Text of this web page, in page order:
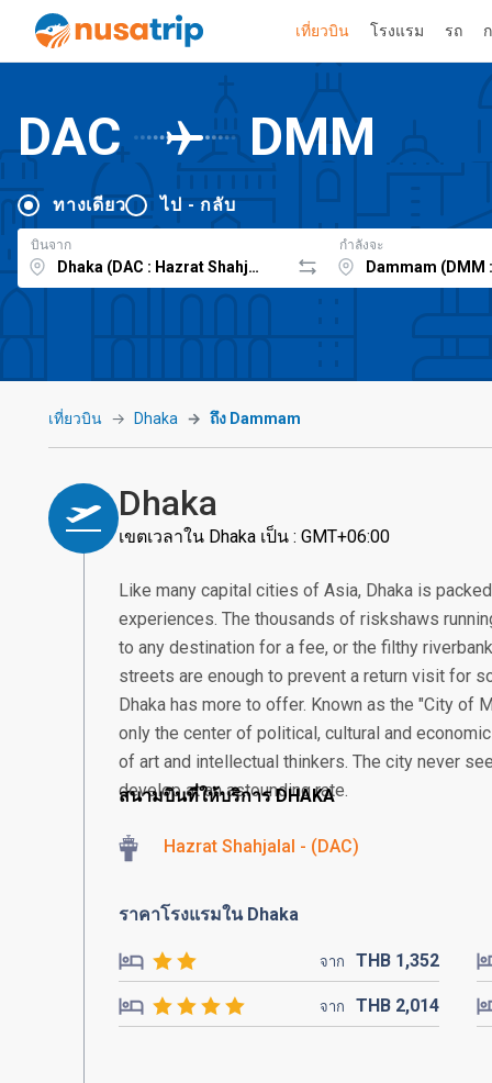
เที่ยวบิน โรงแรม รถ
DAC DMM
ทางเดียว ไป - กลับ
บินจาก กำลังจะ
เที่ยวบิน Dhaka ถึง Dammam
Dhaka
เขตเวลาใน Dhaka เป็น : GMT+06:00
Like many capital cities of Asia, Dhaka is
experiences. The thousands of riskshaws
to any destination for a fee, or the filthy
streets are enough to prevent a return visit for
Dhaka has more to offer. Known as the "City of
only the center of political, cultural and
of art and intellectual thinkers. The city never
develop at an astounding rate.
สนามบินที่ให้บริการ DHAKA
Hazrat Shahjalal - (DAC)
ราคาโรงแรมใน Dhaka
จาก THB 1,352
จาก THB 2,014